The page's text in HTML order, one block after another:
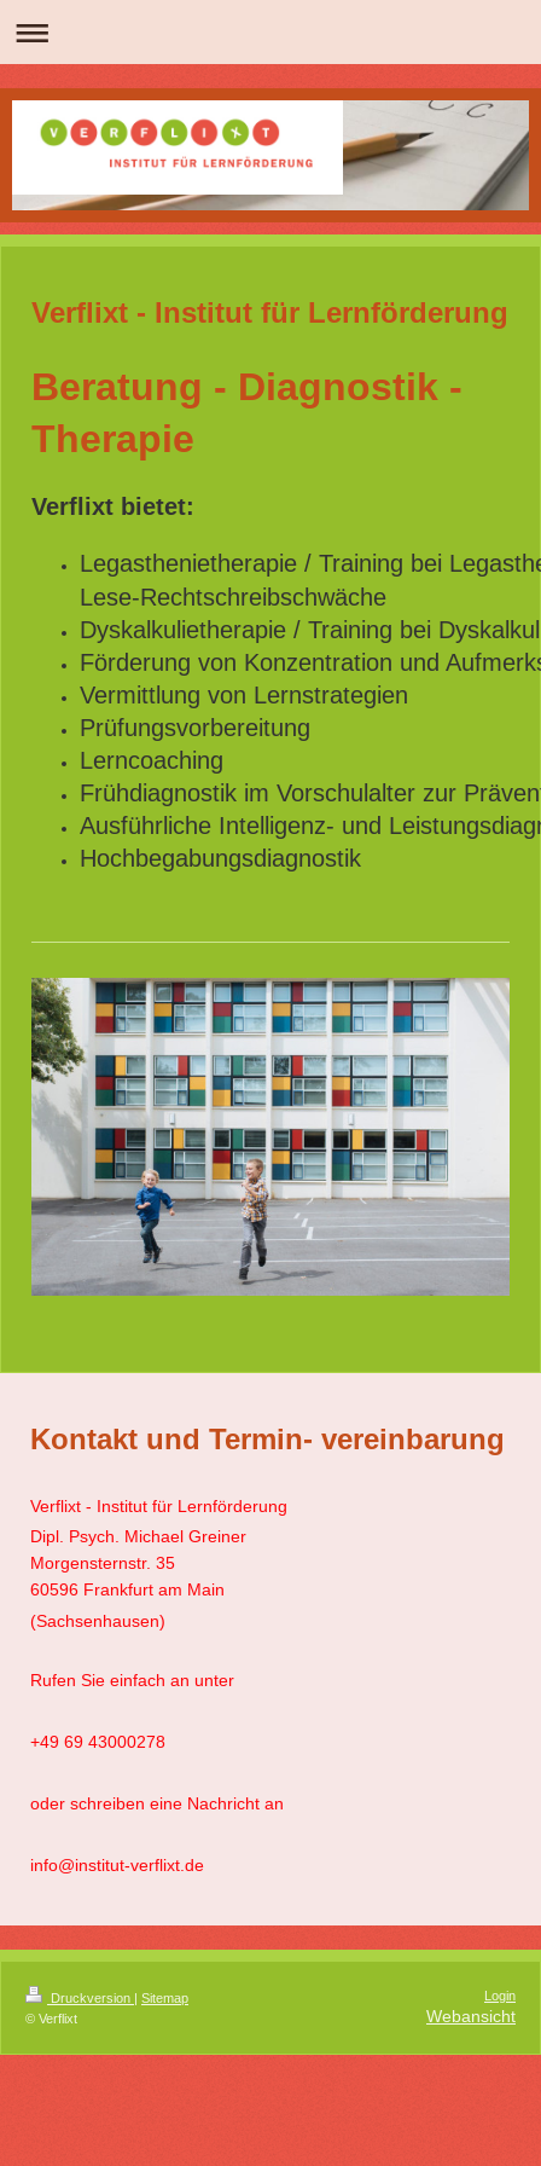
Verflixt - Institut für Lernförderung
Beratung - Diagnostik -
Therapie
Verflixt bietet:
Legasthenietherapie / Training bei
Lese-Rechtschreibschwäche
Dyskalkulietherapie / Training bei
Förderung von Konzentration und
Vermittlung von Lernstrategien
Prüfungsvorbereitung
Lerncoaching
Frühdiagnostik im Vorschulalter zur
Ausführliche Intelligenz- und
Hochbegabungsdiagnostik
Kontakt und Termin- vereinbarung
Verflixt - Institut für Lernförderung
Dipl. Psych. Michael Greiner
Morgensternstr. 35
60596 Frankfurt am Main
(Sachsenhausen)
Rufen Sie einfach an unter
+49 69 43000278
oder schreiben eine Nachricht an
info@institut-verflixt.de
Druckversion
Sitemap
© Verflixt
Login
Webansicht